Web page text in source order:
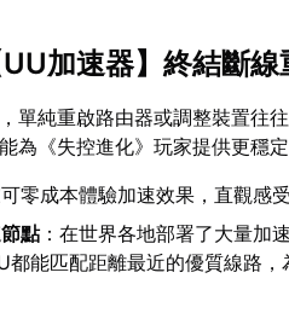
UU加速器】終結斷線
單純重啟路由器或調整裝置往
為《失控進化》玩家提供更穩
可零成本體驗加速效果，直觀感
點：在世界各地部署了大量加
都能匹配距離最近的優質線路